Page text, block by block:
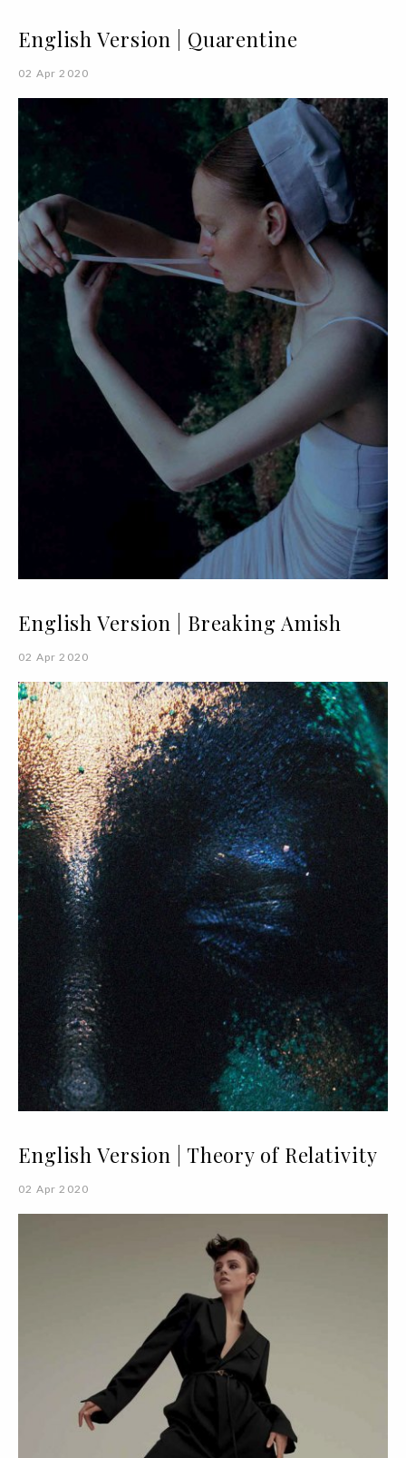
English Version | Quarentine
02 Apr 2020
English Version | Breaking Amish
02 Apr 2020
English Version | Theory of Relativity
02 Apr 2020